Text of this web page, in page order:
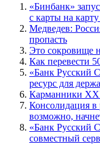
«Бинбанк»
с карты на
Медведев:
пропасть
Это сокровище
Как перевести
«Банк Русский
ресурс для
Карманники
Консолидация в
возможно,
«Банк Русский
совместный